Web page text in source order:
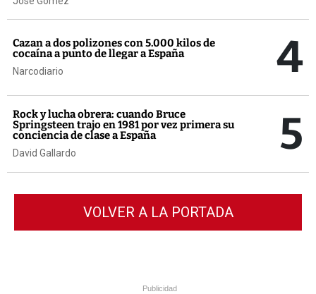
Cazan a dos polizones con 5.000 kilos de
cocaína a punto de llegar a España
Narcodiario 4
Rock y lucha obrera: cuando Bruce
Springsteen trajo en 1981 por vez primera su
conciencia de clase a España
David Gallardo 5
VOLVER A LA PORTADA
Publicidad